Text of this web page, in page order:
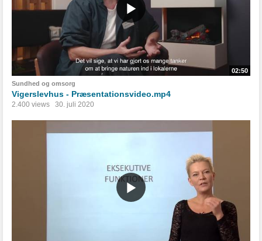
02:50
Sundhed og omsorg
Vigerslevhus - Præsentationsvideo.mp4
2.400 views 30. juli 2020